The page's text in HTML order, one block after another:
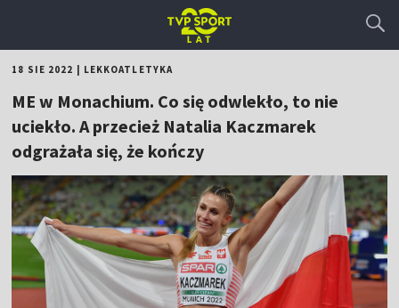
18 SIE 2022 LEKKOATLETYKA
ME w Monachium. Co się odwlekło, to nie
uciekło. A przecież Natalia Kaczmarek
odgrażała się, że kończy